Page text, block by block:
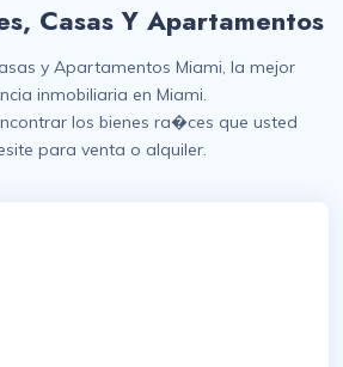
Casas Y Apartamentos
y Apartamentos Miami, la mejor
inmobiliaria en Miami.
los bienes ra�ces que usted
para venta o alquiler.